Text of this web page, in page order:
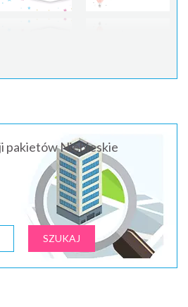
pakietów Niebieskie